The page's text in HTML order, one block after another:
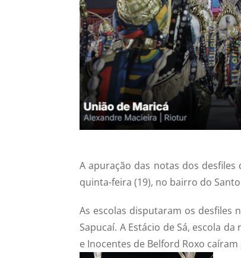
A apuração das notas dos desfiles
quinta-feira (19), no bairro do
As escolas disputaram os desfiles
Sapucaí. A Estácio de Sá, escola
e Inocentes de Belford Roxo caíram